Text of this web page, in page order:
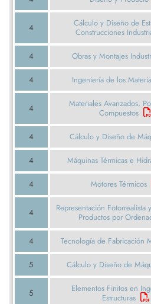
4
Cálculo y Diseño de
Construcciones
4 Obras y Montajes
4 Ingeniería de los
4
Materiales Avanzados,
Compuestos
4 Cálculo y Diseño de
4 Máquinas Térmicas e
4 Motores Térmicos
4
Representación Fotorrealista
Productos por
4 Tecnología de Fabricación
5 Cálculo y Diseño de
5
Elementos Finitos en
Estructuras